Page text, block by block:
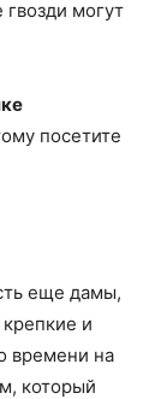
могут
посетите
еще дамы,
и
времени на
который